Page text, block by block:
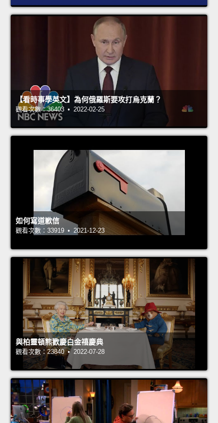
【看時事學英文】為何俄羅斯要攻打烏克蘭？
觀看次數：36403 • 2022-02-25
如何寫道歉信
觀看次數：33919 • 2021-12-23
與柏靈頓熊歡慶白金禧慶典
觀看次數：23840 • 2022-07-28